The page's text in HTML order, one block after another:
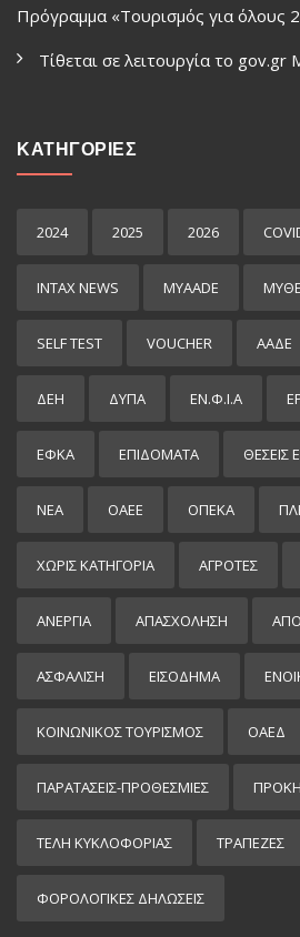
Πρόγραμμα «Τουρισμός για όλους
Τίθεται σε λειτουργία το
ΚΑΤΗΓΟΡΙΕΣ
2024 2025 2026
INTAX NEWS MYAADE
SELF TEST VOUCHER ΑΑΔΕ
ΔΕΗ ΔΥΠΑ ΕΝ.Φ.Ι.Α
ΕΦΚΑ ΕΠΙΔΌΜΑΤΑ ΘΕΣΕΙΣ
ΝΕΑ ΟΑΕΕ ΟΠΕΚΑ
ΧΩΡΊΣ ΚΑΤΗΓΟΡΊΑ ΑΓΡΟΤΕΣ
ΑΝΕΡΓΙΑ ΑΠΑΣΧΟΛΗΣΗ
ΑΣΦΑΛΙΣΗ ΕΙΣΌΔΗΜΑ
ΚΟΙΝΩΝΙΚΟΣ ΤΟΥΡΙΣΜΟΣ ΟΑΕΔ
ΠΑΡΑΤΑΣΕΙΣ-ΠΡΟΘΕΣΜΙΕΣ
ΤΕΛΗ ΚΥΚΛΟΦΟΡΙΑΣ ΤΡΑΠΕΖΕΣ
ΦΟΡΟΛΟΓΙΚΕΣ ΔΗΛΩΣΕΙΣ